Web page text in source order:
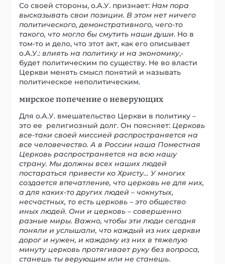
Со своей стороны, о.А.У. признает: Нам пора
высказывать свои позиции. В этом нет ничего
политического, демонстративного, чего-то
такого, что могло бы смутить наши души. Но в
том-то и дело, что этот акт, как его описывает
о.А.У.:влиять на политику и на экономику,-
будет политическим по существу. Не во власти
Церкви менять смысл понятий и называть
политическое неполитическим.
мирское попечение о неверующих
Для о.А.У. вмешательство Церкви в политику –
это ее религиозный долг. Он поясняет: Церковь
все-таки своей миссией распространяется на
все человечество. А в России наша Поместная
Церковь распространяется на всю нашу
страну. Мы должны всех наших людей
постараться привести ко Христу… У многих
создается впечатление, что церковь не для них,
а для каких-то других людей – чокнутых,
несчастных, то есть церковь – это общество
иных людей. Они и церковь – совершенно
разные миры. Важно, чтобы эти люди сегодня
поняли и услышали, что каждый из них церкви
дорог и нужен, и каждому из них в тяжелую
минуту церковь протягивает руку без вопроса,
станешь ты верующим или не станешь.